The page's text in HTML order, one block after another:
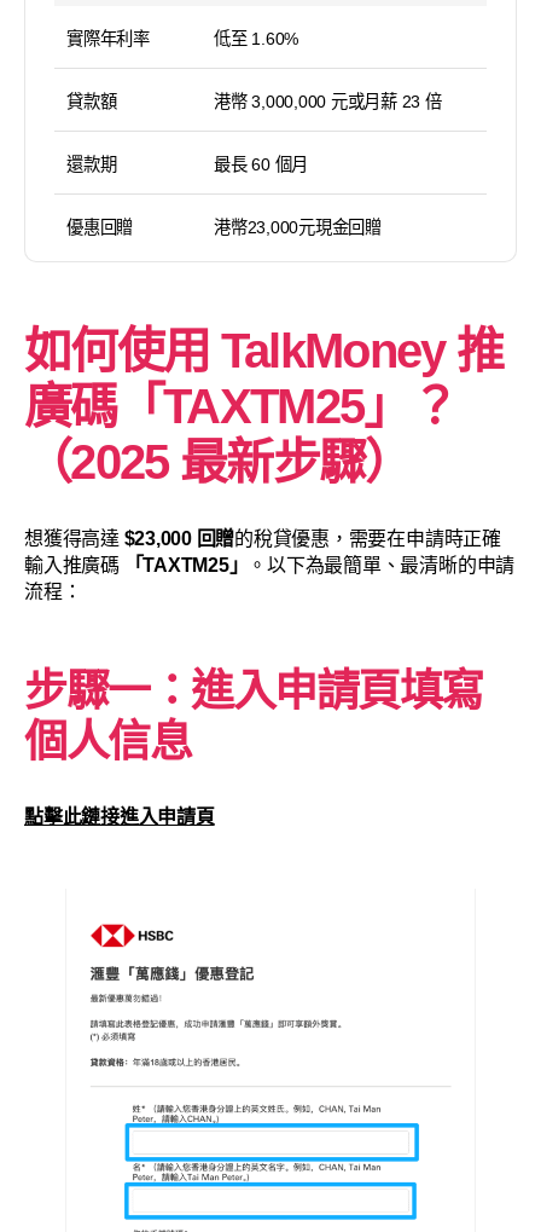
實際年利率 低至 1.60%
貸款額 港幣 3,000,000 元或月薪 23 倍
還款期 最長 60 個月
優惠回贈 港幣23,000元現金回贈
如何使用 TalkMoney 推
廣碼「TAXTM25」？
（2025 最新步驟）
想獲得高達 $23,000 回贈的稅貸優惠，需要在申請時正確
輸入推廣碼
「TAXTM25」
。以下為最簡單、最清晰的申請
流程：
步驟一：進入申請頁填寫
個人信息
點擊此鏈接進入申請頁